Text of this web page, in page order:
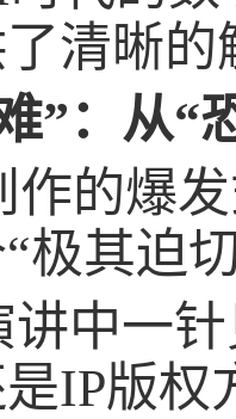
清晰的
”：从“
的爆
极其迫
讲中一
IP版权